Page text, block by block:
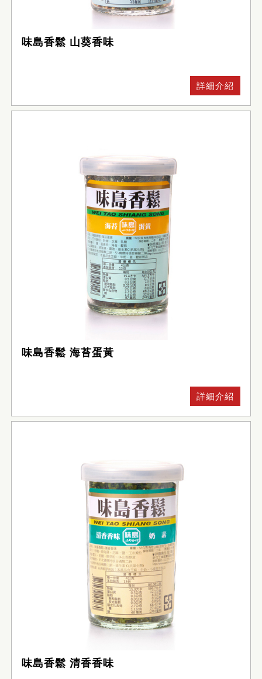
味島香鬆 山葵香味
詳細介紹
味島香鬆 海苔蛋黃
詳細介紹
味島香鬆 清香香味